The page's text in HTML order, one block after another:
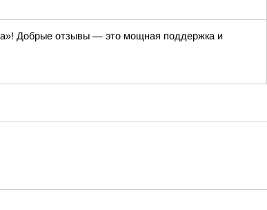
Добрые отзывы — это мощная поддержка и